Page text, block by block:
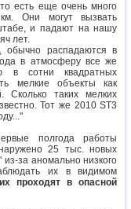
есть еще очень много
Они могут вызвать
и падают на нашу
лет.
распадаются в
в атмосферу все же
в сотни квадратных
мелкие объекты как
Сколько таких мелких
Тот же 2010 ST3
полгода работы
25 тыс. новых
за аномально низкого
их в видимом
проходят в опасной